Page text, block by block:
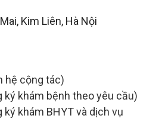
Kim Liên, Hà Nội
hệ cộng tác)
ký khám bệnh theo yêu cầu)
khám BHYT và dịch vụ